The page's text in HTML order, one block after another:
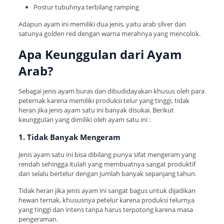
Postur tubuhnya terbilang ramping
Adapun ayam ini memiliki dua jenis, yaitu arab silver dan
satunya golden red dengan warna merahnya yang mencolok.
Apa Keunggulan dari Ayam
Arab?
Sebagai jenis ayam buras dan dibudidayakan khusus oleh para
peternak karena memiliki produksi telur yang tinggi, tidak
heran jika jenis ayam satu ini banyak disukai. Berikut
keunggulan yang dimiliki oleh ayam satu ini :
1. Tidak Banyak Mengeram
Jenis ayam satu ini bisa dibilang punya sifat mengeram yang
rendah sehingga itulah yang membuatnya sangat produktif
dan selalu bertelur dengan jumlah banyak sepanjang tahun.
Tidak heran jika jenis ayam ini sangat bagus untuk dijadikan
hewan ternak, khususnya petelur karena produksi telurnya
yang tinggi dan intens tanpa harus terpotong karena masa
pengeraman.